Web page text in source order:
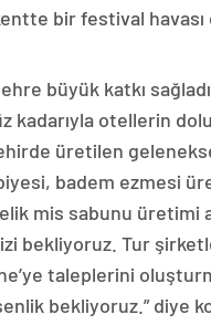
bir festival
büyük katkı
kadarıyla otellerin
üretilen
badem ezmesi
mis sabunu üretimi
bekliyoruz. Tur
taleplerini
bekliyoruz.” diye